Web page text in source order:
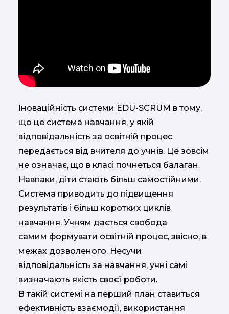
Іноваційність системи EDU-SCRUM в тому,
що це система навчання, у якій
відповідальність за освітній процес
передається від вчителя до учнів. Це зовсім
не означає, що в класі почнеться балаган.
Навпаки, діти стають більш самостійними.
Система приводить до підвищення
результатів і більш коротких циклів
навчання. Учням дається свобода
самим формувати освітній процес, звісно, в
межах дозволеного. Несучи
відповідальність за навчання, учні самі
визначають якість своєї роботи.
В такій системі на перший план ставиться
ефективність взаємодії, використання